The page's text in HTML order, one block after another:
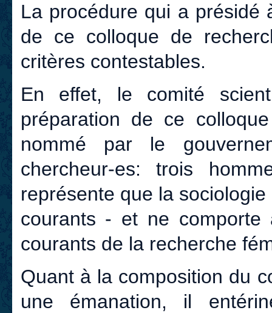
La procédure qui a présidé
de ce colloque de
critères contestables.
En effet, le comité
préparation de ce
nommé par le
chercheur-es: trois
représente que la
courants - et ne comporte
courants de la recherche
Quant à la composition du
une émanation, il